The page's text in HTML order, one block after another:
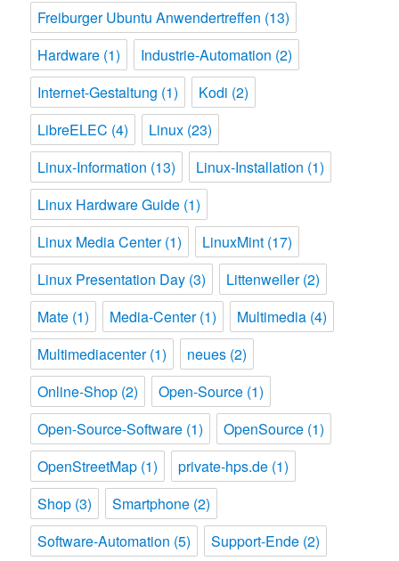
Freiburger Ubuntu Anwendertreffen (13)
Hardware (1) Industrie-Automation (2)
Internet-Gestaltung (1) Kodi (2)
LibreELEC (4) Linux (23)
Linux-Information (13) Linux-Installation (1)
Linux Hardware Guide (1)
Linux Media Center(1) LinuxMint (17)
Linux Presentation Day (3) Littenweiler(2)
Mate (1) Media-Center(1) Multimedia (4)
Multimediacenter(1) neues (2)
Online-Shop (2) Open-Source (1)
Open-Source-Software (1) OpenSource (1)
OpenStreetMap (1) private-hps.de (1)
Shop (3) Smartphone (2)
Software-Automation (5) Support-Ende (2)